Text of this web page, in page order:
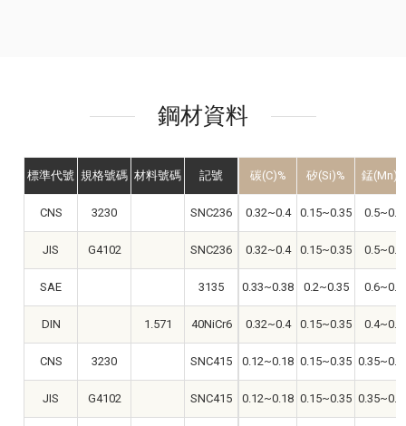
鋼材資料
標準代號 規格號碼 材料號碼 記號
CNS 3230 SNC236
JIS G4102 SNC236
SAE 3135
DIN 1.571 40NiCr6
CNS 3230 SNC415
JIS G4102 SNC415
碳(C)% 矽(Si)% 錳(Mn)%
0.32~0.4 0.15~0.35 0.5~0.8
0.32~0.4 0.15~0.35 0.5~0.8
0.33~0.38 0.2~0.35 0.6~0.8
0.32~0.4 0.15~0.35 0.4~0.8
0.12~0.18 0.15~0.35
0.12~0.18 0.15~0.35